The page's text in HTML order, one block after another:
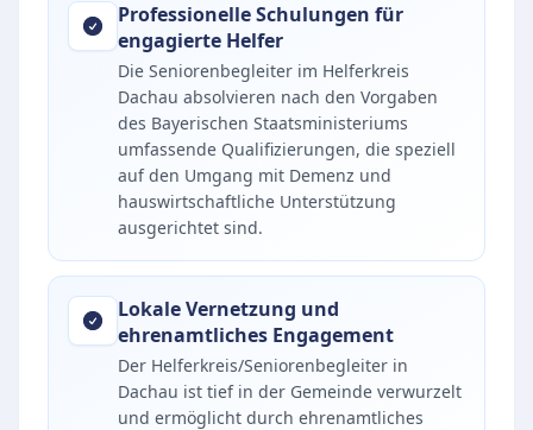
Professionelle Schulungen für
engagierte Helfer
Die Seniorenbegleiter im Helferkreis
Dachau absolvieren nach den Vorgaben
des Bayerischen Staatsministeriums
umfassende Qualifizierungen, die speziell
auf den Umgang mit Demenz und
hauswirtschaftliche Unterstützung
ausgerichtet sind.
Lokale Vernetzung und
ehrenamtliches Engagement
Der Helferkreis/Seniorenbegleiter in
Dachau ist tief in der Gemeinde verwurzelt
und ermöglicht durch ehrenamtliches